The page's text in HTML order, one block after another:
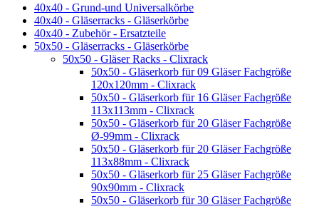
40x40 - Grund-und Universalkörbe
40x40 - Gläserracks - Gläserkörbe
40x40 - Zubehör - Ersatzteile
50x50 - Gläserracks - Gläserkörbe
50x50 - Gläser Racks - Clixrack
50x50 - Gläserkorb für 09 Gläser Fachgröße
120x120mm - Clixrack
50x50 - Gläserkorb für 16 Gläser Fachgröße
113x113mm - Clixrack
50x50 - Gläserkorb für 20 Gläser Fachgröße
Ø-99mm - Clixrack
50x50 - Gläserkorb für 20 Gläser Fachgröße
113x88mm - Clixrack
50x50 - Gläserkorb für 25 Gläser Fachgröße
90x90mm - Clixrack
50x50 - Gläserkorb für 30 Gläser Fachgröße